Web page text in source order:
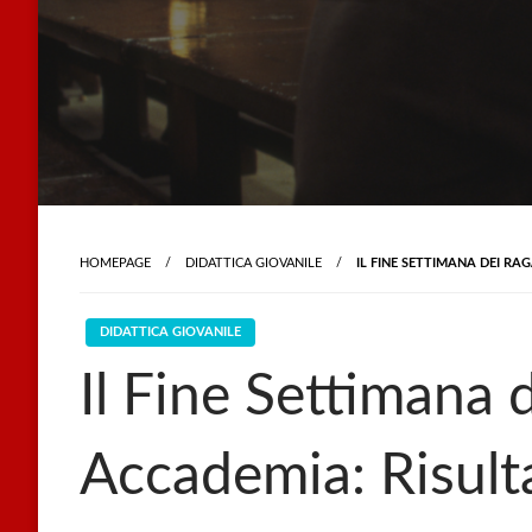
HOMEPAGE DIDATTICA GIOVANILE IL FINE SETTIMANA DEI
DIDATTICA GIOVANILE
Il Fine Settimana
Accademia: